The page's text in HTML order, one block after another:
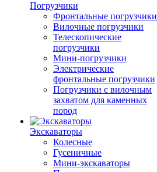
Погрузчики
Фронтальные погрузчики
Вилочные погрузчики
Телескопические
погрузчики
Мини-погрузчики
Электрические
фронтальные погрузчики
Погрузчики с вилочным
захватом для каменных
пород
Экскаваторы
Колесные
Гусеничные
Мини-экскаваторы